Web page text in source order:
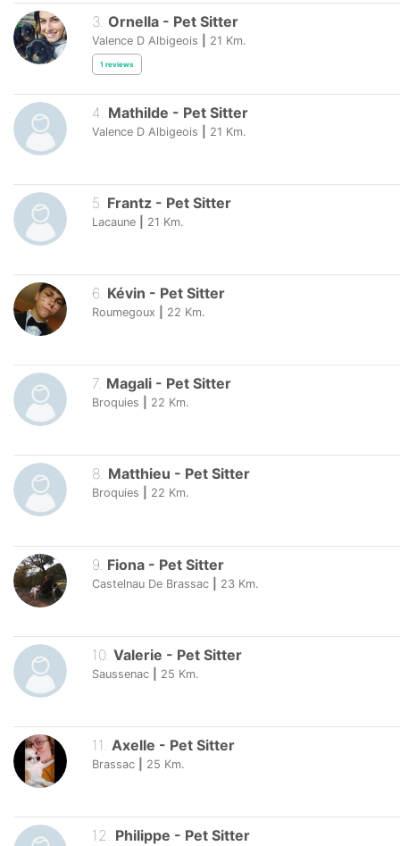
3. Ornella - Pet Sitter
Valence D Albigeois 21 Km.
1 reviews
4 Mathilde - Pet Sitter
Valence D Albigeois 21 Km.
5 Frantz - Pet Sitter
Lacaune 21 Km.
6. Kévin - Pet Sitter
Roumegoux 22 Km.
7. Magali - Pet Sitter
Broquies 22 Km.
8. Matthieu - Pet Sitter
Broquies 22 Km.
9 Fiona - Pet Sitter
Castelnau De Brassac 23 Km.
10. Valerie - Pet Sitter
Saussenac 25 Km.
11 Axelle - Pet Sitter
Brassac 25 Km.
12. Philippe - Pet Sitter